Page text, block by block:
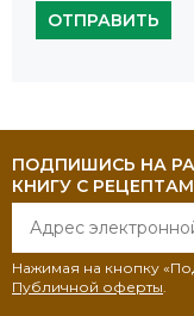
ОТПРАВИТЬ
ПОДПИШИСЬ НА
КНИГУ С
Нажимая на кнопку
Публичной оферты.